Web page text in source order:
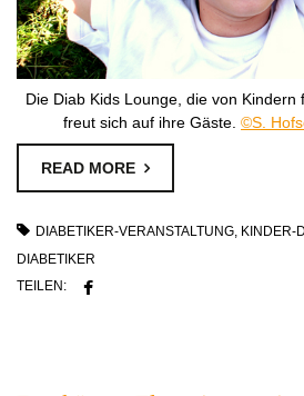
Die Diab Kids Lounge, die von Kindern
freut sich auf ihre Gäste. ©S.
READ MORE
DIABETIKER-VERANSTALTUNG, KINDER-
DIABETIKER
TEILEN: